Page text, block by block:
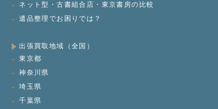
ネット型・古書組合店・東京書房の比較
遺品整理でお困りでは？
出張買取地域（全国）
東京都
神奈川県
埼玉県
千葉県